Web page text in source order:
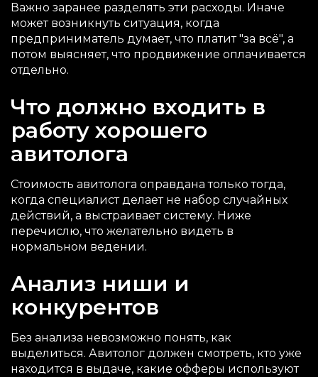
Важно заранее разделять эти расходы. Иначе
может возникнуть ситуация, когда
предприниматель думает, что платит "за всё", а
потом выясняет, что продвижение оплачивается
отдельно.
Что должно входить в
работу хорошего
авитолога
Стоимость авитолога оправдана только тогда,
когда специалист делает не набор случайных
действий, а выстраивает систему. Ниже
перечислю, что желательно видеть в
нормальном ведении.
Анализ ниши и
конкурентов
Без анализа невозможно понять, как
выделиться. Авитолог должен смотреть, кто уже
находится в выдаче, какие офферы используют